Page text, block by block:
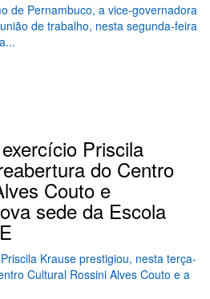
de Pernambuco, a vice-governadora
de trabalho, nesta segunda-feira
Priscila
do Centro
Couto e
sede da Escola
Krause prestigiou, nesta terça-
Cultural Rossini Alves Couto e a